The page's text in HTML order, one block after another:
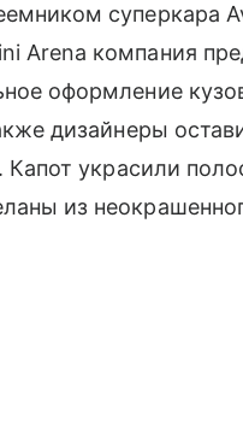
суперкара
Arena компания
оформление
дизайнеры
Капот украсили
из